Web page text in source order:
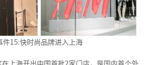
件15:快时尚品牌进入上海
上海开出中国首批2家门店，是国内首个外